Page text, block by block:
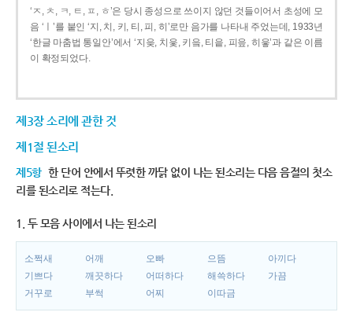
‘ㅈ, ㅊ, ㅋ, ㅌ, ㅍ, ㅎ’은 당시 종성으로 쓰이지 않던 것들이어서 초성에 모
음 ‘ㅣ’를 붙인 ‘지, 치, 키, 티, 피, 히’로만 음가를 나타내 주었는데, 1933년
‘한글 마춤법 통일안’에서 ‘지읒, 치읓, 키읔, 티읕, 피읖, 히읗’과 같은 이름
이 확정되었다.
제3장 소리에 관한 것
제1절 된소리
제5항 한 단어 안에서 뚜렷한 까닭 없이 나는 된소리는 다음 음절의 첫소
리를 된소리로 적는다.
1. 두 모음 사이에서 나는 된소리
소쩍새 어깨 오빠 으뜸
아끼다
기쁘다
깨끗하다 어떠하다 해쓱하다
가끔
거꾸로
부썩 어찌 이따금